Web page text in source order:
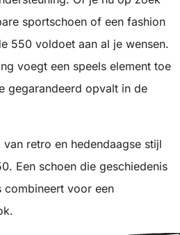
sportschoen of een fashion
550 voldoet aan al je wensen.
voegt een speels element toe
gegarandeerd opvalt in de
retro en hedendaagse stijl
Een schoen die geschiedenis
combineert voor een